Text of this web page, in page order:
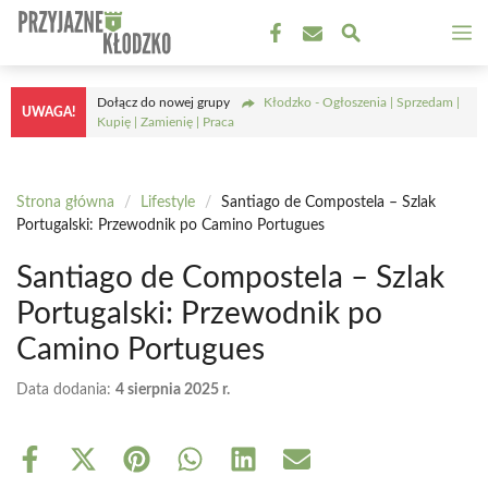
Przejdź
treści
UWAGA!
Dołącz do nowej grupy
Kłodzko - Ogłoszenia | Sprzedam |
Kupię | Zamienię | Praca
Strona główna / Lifestyle /
Santiago de Compostela – Szlak
Portugalski: Przewodnik po Camino Portugues
Santiago de Compostela – Szlak
Portugalski: Przewodnik po
Camino Portugues
Data dodania: 4 sierpnia 2025 r.
Share
Share Share Share Share Share